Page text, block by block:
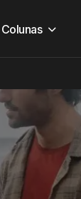
Colunas